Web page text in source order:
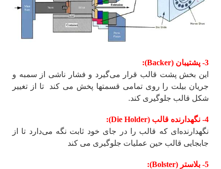
3- پشتیبان (Backer):
این بخش پشت قالب قرار می‌گیرد و فشار ناشی از سمبه و
جریان بیلت را روی تمامی قسمتها پخش می کند تا از تغییر
شکل قالب جلوگیری کند.
4- نگهدارنده قالب (Die Holder):
نگهدارنده‌ای که قالب را در جای خود ثابت نگه می‌دارد تا از
جابجایی قالب حین عملیات جلوگیری می کند
5- بلاستر (Bolster):